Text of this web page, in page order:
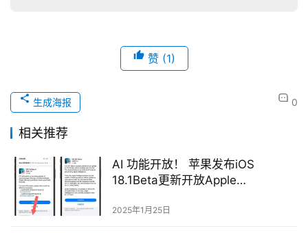
赞 (1)
0
生成海报
相关推荐
AI 功能开放！ 苹果发布iOS
18.1Beta更新开放Apple
2025年1月25日